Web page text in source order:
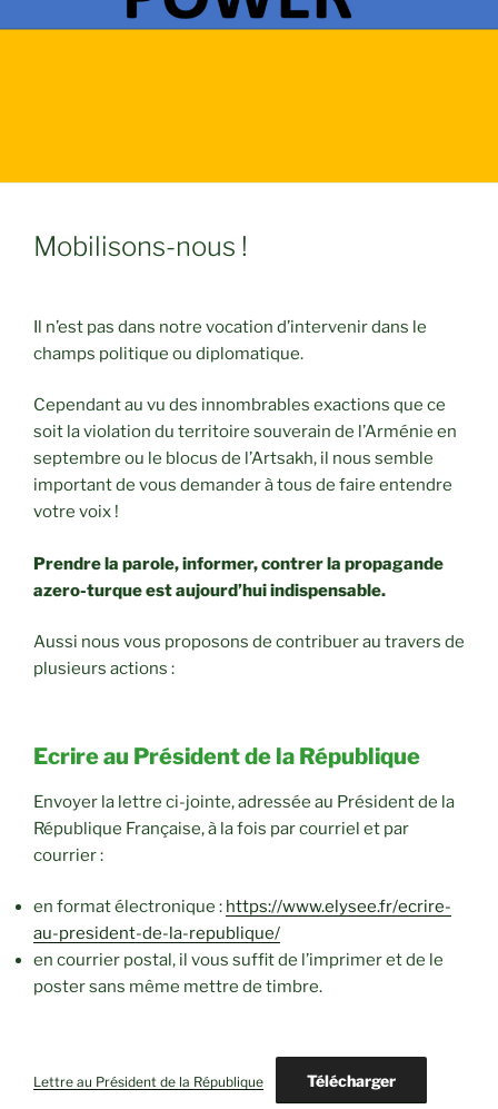
Mobilisons-nous !
Il n’est pas dans notre vocation d’intervenir dans le
champs politique ou diplomatique.
Cependant au vu des innombrables exactions que ce
soit la violation du territoire souverain de l’Arménie en
septembre ou le blocus de l’Artsakh, il nous semble
important de vous demander à tous de faire entendre
votre voix !
Prendre la parole, informer, contrer la propagande
azero-turque est aujourd’hui indispensable.
Aussi nous vous proposons de contribuer au travers de
plusieurs actions :
Ecrire au Président de la République
Envoyer la lettre ci-jointe, adressée au Président de la
République Française, à la fois par courriel et par
courrier :
en format électronique : https://www.elysee.fr/ecrire-
au-president-de-la-republique/
en courrier postal, il vous suffit de l’imprimer et de le
poster sans même mettre de timbre.
Lettre au Président de la République Télécharger